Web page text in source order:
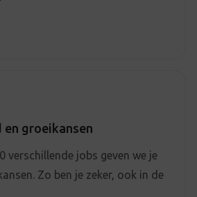
groeikansen
verschillende jobs geven we je
Zo ben je zeker, ook in de